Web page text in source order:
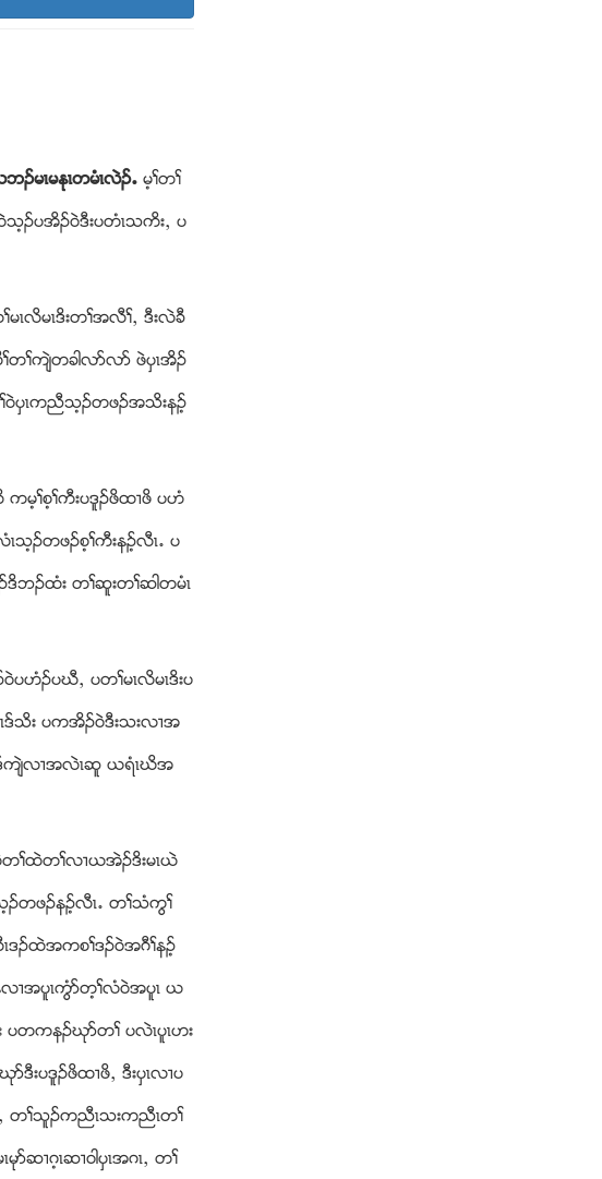
မၚမႏုၚတမံၚလဲဥ’ မ့ႈတႈ
သ့ဥပအိဥ၀ဲဒီးပတံၚသကိးယ ပ
လိမၚဒိးတႈအလီႈယ ဒီးလဲခီ
တႈက်ဲတခါလဏလဏ ဖဲပွၚအိဥ
ႈ၀ဲပွၚကညီသ့ဥတဖဥအသိးနဥ့
မ့ႈစ့ႈကီးပဒူဥဖိထ႕ဖိ ပဟံ
လံၚသ့ဥတဖဥစ့ႈကီးနဥ့လီၚ’ ပ
ဒိဘဥထံး တႈဆူးတႈဆါတမံၚ
ပဟံဥပဃီယ ပတႈမၚလိမၚဒိးပ
ဒ္သိး ပကအိဥ၀ဲဒီးသးလ႕အ
ဒ္က်ဲလ႕အလဲၚဆူ ဎရံၚဃိအ
တႈထဲတႈလ႕ဎအဲဥဒိးမၚဎဲ
တဖဥနဥ့လီၚ’ တႈသံကြႈ
ဒဥထဲအကစႈဒဥ၀ဲအဂီႈနဥ့
လ႕အပူၚကြံဏတ့ႈလံ၀ဲအပူၚ ဎ
ပတကနဥဃုဏတႈ ပလဲၚပူၚဟး
းပဒူဥဖိထ႕ဖိယ ဒီးပွၚလ႕ပ
ယ တႈသူဥကညီၚသးကညီၚတႈ
ဂ့ၚဆ႕၀ါပွၚအဂၚယ တႈ